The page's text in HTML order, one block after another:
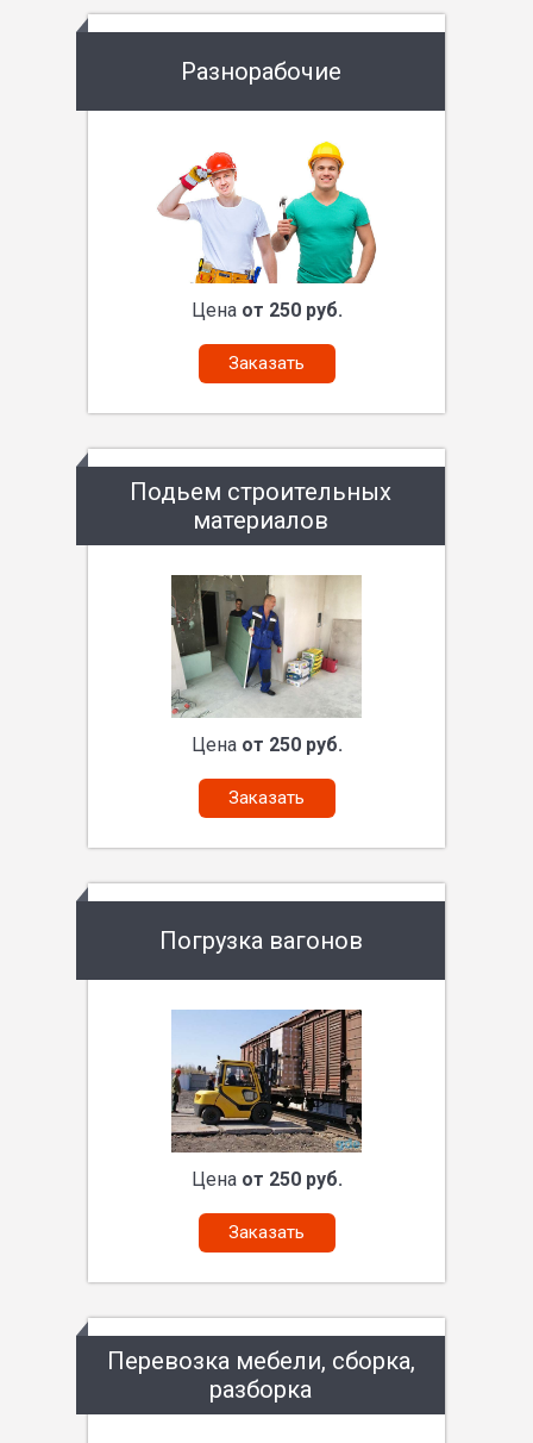
Разнорабочие
Цена от 250 руб.
Заказать
Подьем строительных
материалов
Цена от 250 руб.
Заказать
Погрузка вагонов
Цена от 250 руб.
Заказать
Перевозка мебели, сборка,
разборка